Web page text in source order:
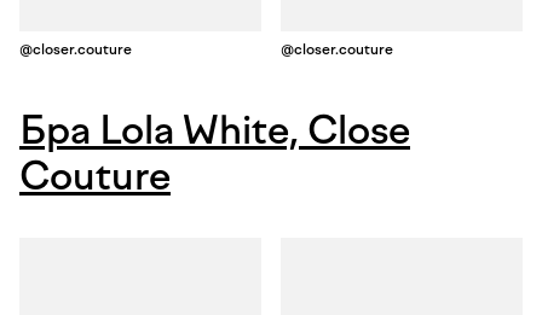
@closer.couture @closer.couture
Бра Lola White, Close
Couture